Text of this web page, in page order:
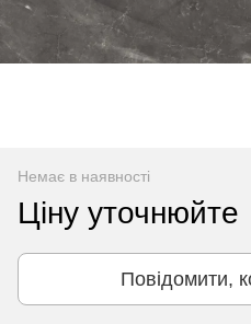
Немає в наявності
Ціну уточнюйте
Повідомити,